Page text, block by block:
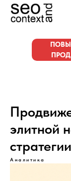
элитной
Аналитика